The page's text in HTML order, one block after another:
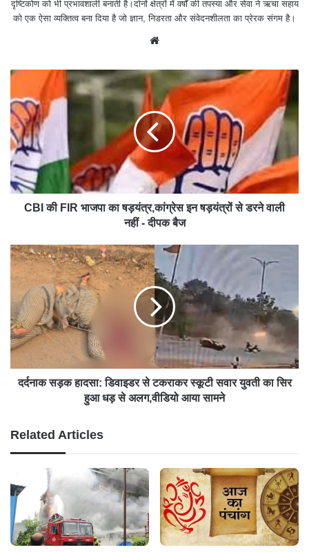
दृष्टिकोण को भी प्रभावशाली बनाती है।दोनों क्षेत्रों में वर्षों की तपस्या और सेवा ने ऋचा सहाय
को एक ऐसा व्यक्तित्व बना दिया है जो ज्ञान, निडरता और संवेदनशीलता का प्रेरक संगम है।
e
CBI की FIR भाजपा का षड़यंत्र,कांग्रेस इन षड़यंत्रों से डरने वाली
नहीं - दीपक बैज
दर्दनाक सड़क हादसा: डिवाइडर से टकराकर स्कूटी सवार युवती का सिर
हुआ धड़ से अलग,वीडियो आया सामने
Related Articles